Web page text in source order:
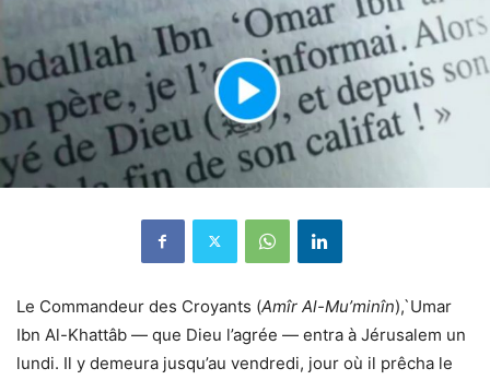
Le Commandeur des Croyants (Amîr Al-Mu’minîn),`Umar
Ibn Al-Khattâb — que Dieu l’agrée — entra à Jérusalem un
lundi. Il y demeura jusqu’au vendredi, jour où il prêcha le